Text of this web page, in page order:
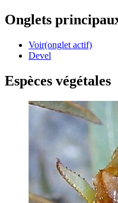
Onglets
Voir(onglet actif)
Devel
Espèces végétales